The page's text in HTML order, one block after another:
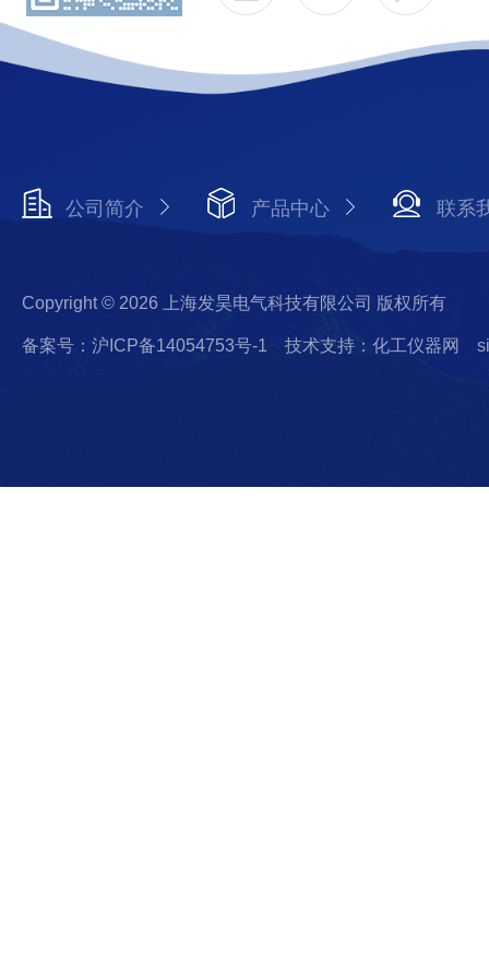
公司简介 产品中心 联系
Copyright © 2026 上海发昊电气科技有限公司 版权所有
备案号：沪ICP备14054753号-1 技术支持：化工仪器网